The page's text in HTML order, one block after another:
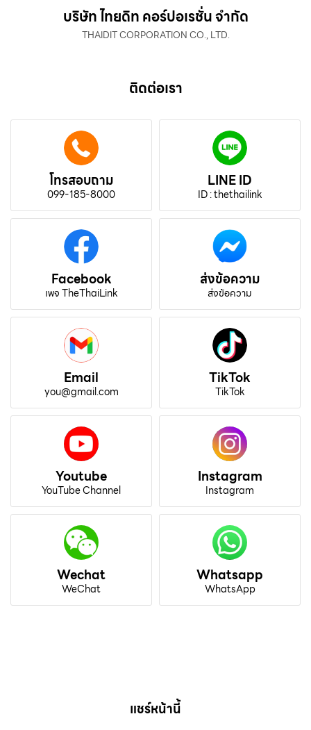
บริษัท ไทยดิท คอร์ปอเรชั่น จำกัด
THAIDIT CORPORATION CO., LTD.
ติดต่อเรา
โทรสอบถาม
099-185-8000
LINE ID
ID : thethailink
Facebook
เพจ TheThaiLink
ส่งข้อความ
ส่งข้อความ
Email
you@gmail.com
TikTok
TikTok
Youtube
YouTube Channel
Instagram
Instagram
Wechat
WeChat
Whatsapp
WhatsApp
แชร์หน้านี้